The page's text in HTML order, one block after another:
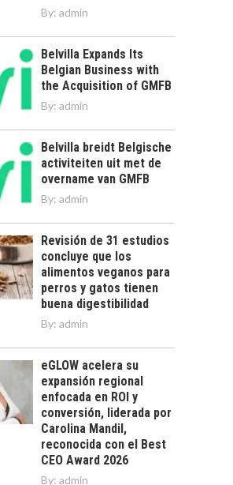
By: admin
Belvilla Expands Its
Belgian Business with
the Acquisition of GMFB
By: admin
Belvilla breidt Belgische
activiteiten uit met de
overname van GMFB
By: admin
Revisión de 31 estudios
concluye que los
alimentos veganos para
perros y gatos tienen
buena digestibilidad
By: admin
eGLOW acelera su
expansión regional
enfocada en ROI y
conversión, liderada por
Carolina Mandil,
reconocida con el Best
CEO Award 2026
By: admin